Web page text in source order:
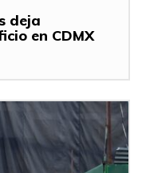
deja
en CDMX